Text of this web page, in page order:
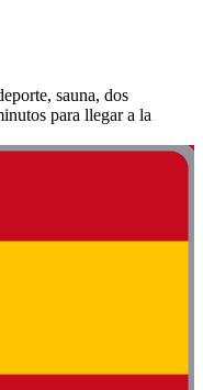
sauna, dos
para llegar a la